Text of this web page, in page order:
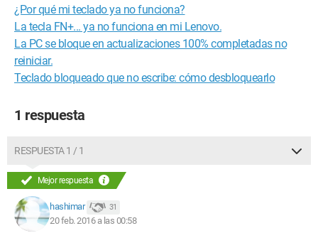
¿Por qué mi teclado ya no funciona?
La tecla FN+... ya no funciona en mi Lenovo.
La PC se bloque en actualizaciones 100% completadas no
reiniciar.
Teclado bloqueado que no escribe: cómo desbloquearlo
1 respuesta
RESPUESTA 1 / 1
Mejor respuesta
hashimar 31
20 feb. 2016 a las 00:58